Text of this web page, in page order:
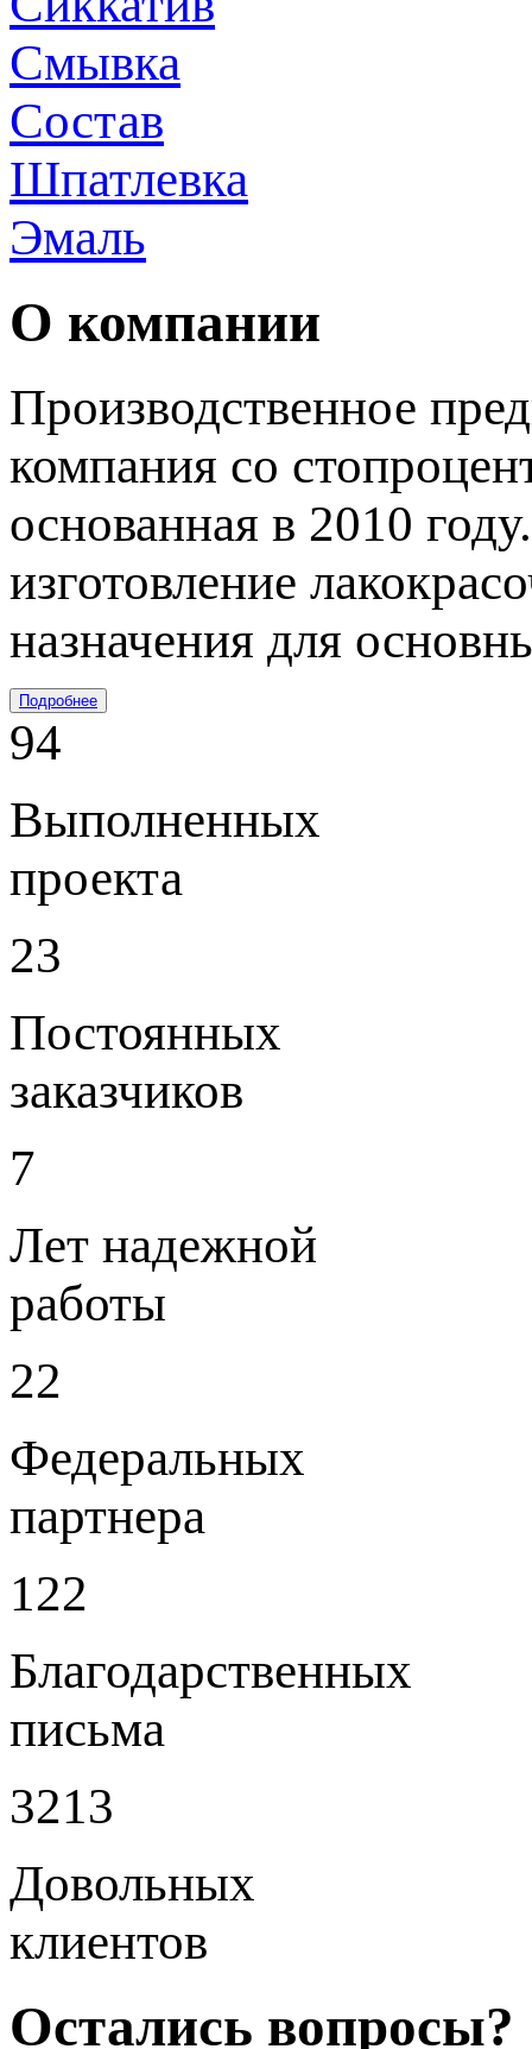
Смывка
Состав
Шпатлевка
Эмаль
О компании
Производственное
компания со
основанная в 2010
изготовление
назначения для
Подробнее
94
Выполненных
проекта
23
Постоянных
заказчиков
7
Лет надежной
работы
22
Федеральных
партнера
122
Благодарственных
письма
3213
Довольных
клиентов
Остались вопросы?